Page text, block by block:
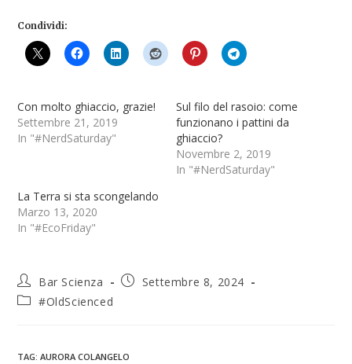
Condividi:
Con molto ghiaccio, grazie!
Settembre 21, 2019
In "#NerdSaturday"
Sul filo del rasoio: come
funzionano i pattini da
ghiaccio?
Novembre 2, 2019
In "#NerdSaturday"
La Terra si sta scongelando
Marzo 13, 2020
In "#EcoFriday"
Bar Scienza
Settembre 8, 2024
#OldScienced
TAG:AURORA COLANGELO